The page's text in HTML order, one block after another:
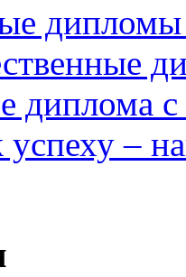
дипломы
диплома
–